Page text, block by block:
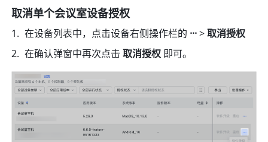
取消单个会议室设备授权
在设备列表中，点击设备右侧操作栏的 ··· > 取消授权
在确认弹窗中再次点击 取消授权 即可。